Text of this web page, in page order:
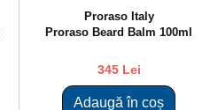
Proraso Italy
Proraso Beard Balm 100ml
345 Lei
Adaugă în coș